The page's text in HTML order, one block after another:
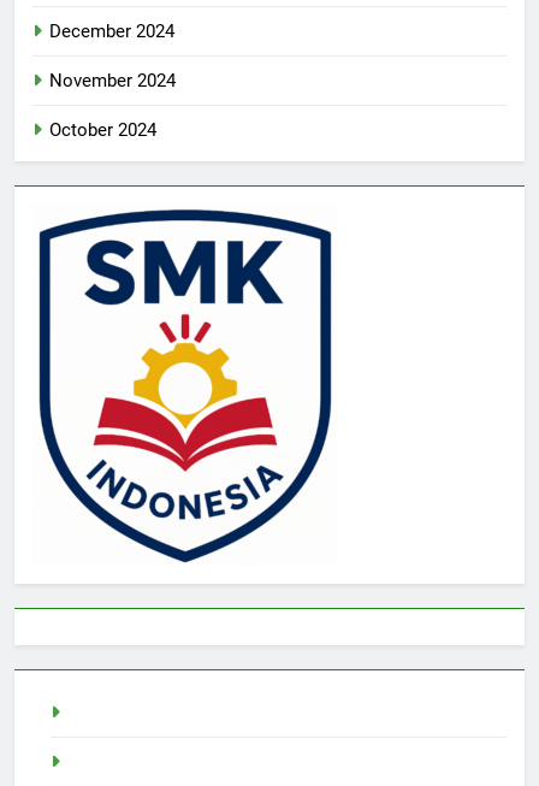
December 2024
November 2024
October 2024